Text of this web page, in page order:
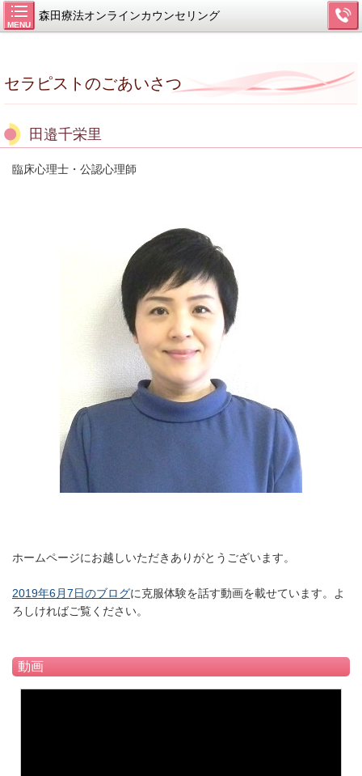
MENU
森田療法オンラインカウンセリング
セラピストのごあいさつ
田邉千栄里
臨床心理士・公認心理師
ホームページにお越しいただきありがとうございます。
2019年6月7日のブログに克服体験を話す動画を載せています。よ
ろしければご覧ください。
動画